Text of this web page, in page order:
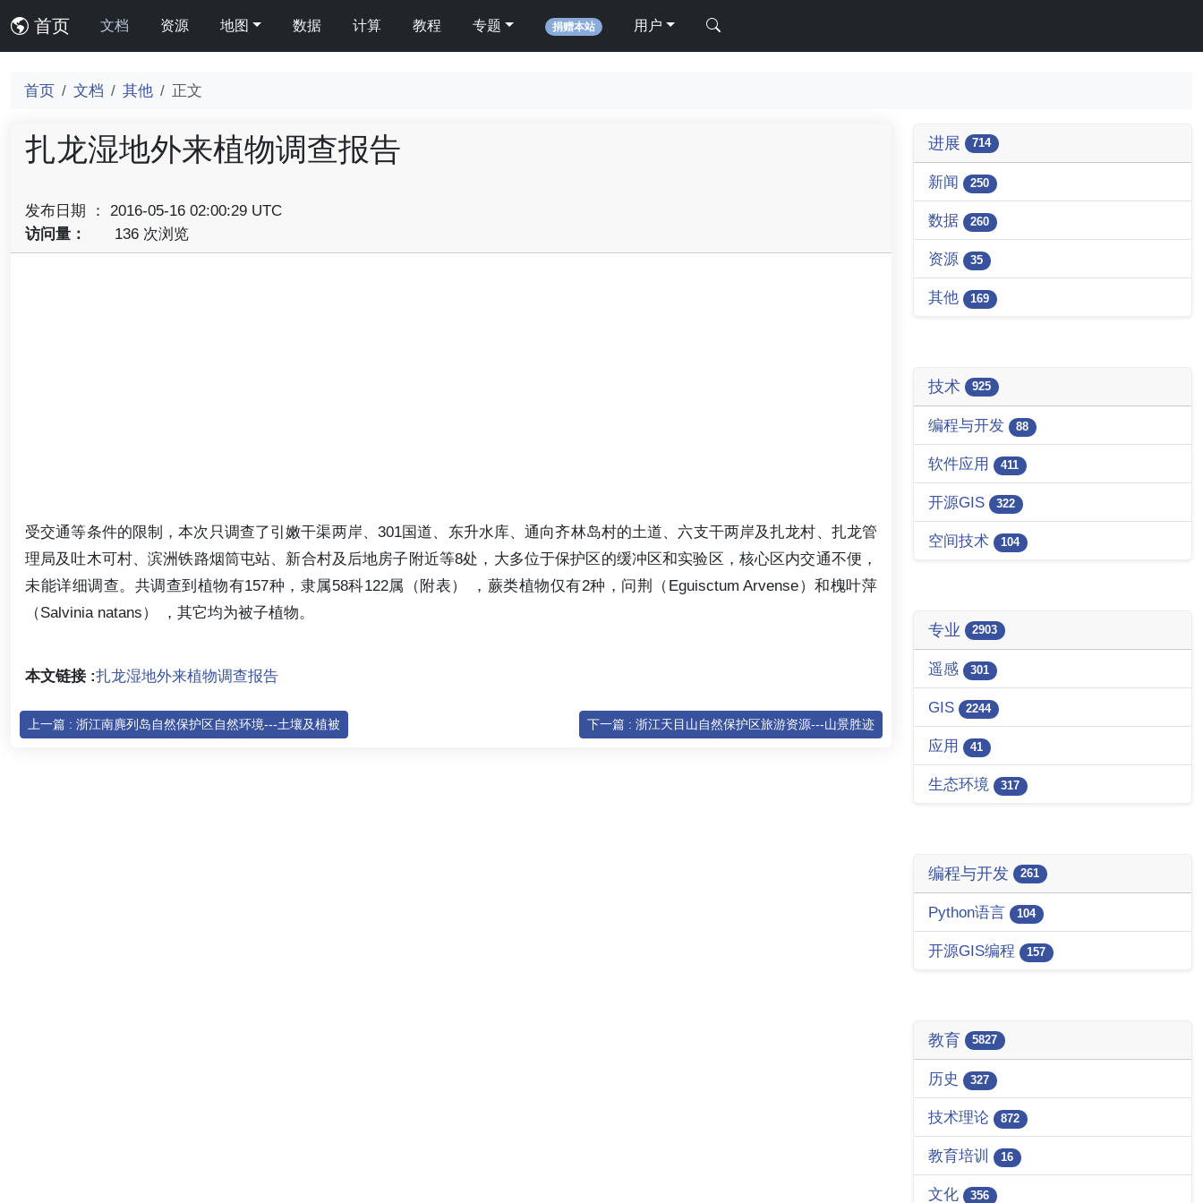
首页 文档 资源 地图 数据 计算 教程 专题 捐赠本站 用户
首页 文档 其他 正文
扎龙湿地外来植物调查报告
发布日期 ： 2016-05-16 02:00:29 UTC
访问量：
136 次浏览
受交通等条件的限制，本次只调查了引嫩干渠两岸、301国道、东升水库、通向齐林岛村的土道、六支干两岸及扎龙村、扎龙管
理局及吐木可村、滨洲铁路烟筒屯站、新合村及后地房子附近等8处，大多位于保护区的缓冲区和实验区，核心区内交通不便，
未能详细调查。共调查到植物有157种，隶属58科122属（附表） ，蕨类植物仅有2种，问荆（Eguisctum Arvense）和槐叶萍
（Salvinia natans） ，其它均为被子植物。
本文链接 :扎龙湿地外来植物调查报告
上一篇 : 浙江南麂列岛自然保护区自然环境---土壤及植被 下一篇 : 浙江天目山自然保护区旅游资源---山景胜迹
进展 714
新闻 250
数据 260
资源 35
其他 169
技术 925
编程与开发 88
软件应用 411
开源GIS 322
空间技术 104
专业 2903
遥感 301
GIS 2244
应用 41
生态环境 317
编程与开发 261
Python语言 104
开源GIS编程 157
教育 5827
历史 327
技术理论 872
教育培训 16
文化 356